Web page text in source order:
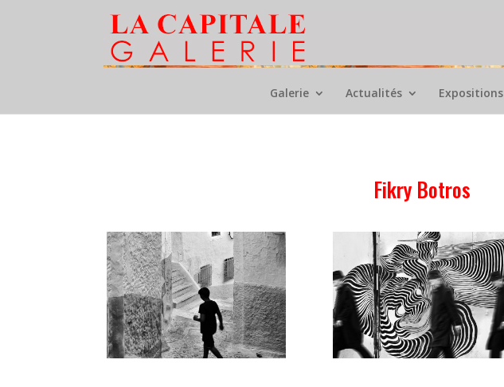
Galerie Actualités Expositions
Fikry Botros